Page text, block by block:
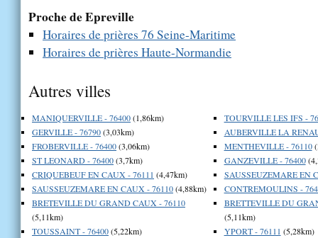
Proche de Epreville
Horaires de prières 76 Seine-Maritime
Horaires de prières Haute-Normandie
Autres villes
MANIQUERVILLE - 76400(1,86km)
GERVILLE - 76790(3,03km)
FROBERVILLE - 76400(3,06km)
ST LEONARD - 76400(3,7km)
CRIQUEBEUF EN CAUX - 76111 (4,47km)
SAUSSEUZEMARE EN CAUX - 76110(4,88km)
BRETEVILLE DU GRAND CAUX - 76110
(5,11km)
TOUSSAINT - 76400(5,22km)
TOURVILLE LES IFS -
AUBERVILLE LA
MENTHEVILLE - 76110
GANZEVILLE - 76400
SAUSSEUZEMARE EN
CONTREMOULINS -
BRETTEVILLE DU
(5,11km)
YPORT - 76111 (5,28km)